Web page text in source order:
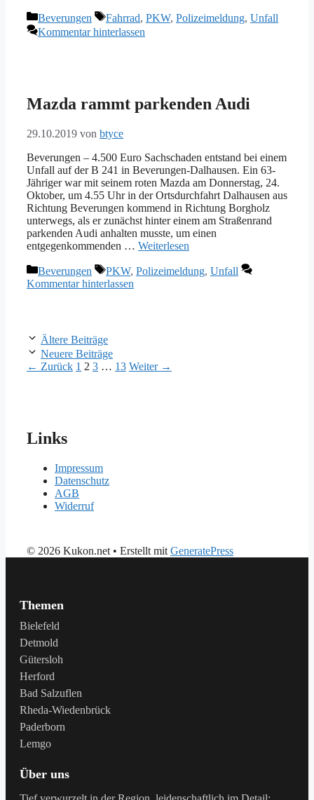
Kategorien
Beverungen Schlagwörter
Fahrrad, PKW, Polizeimeldung, Unfall
Kommentar hinterlassen
Mazda rammt parkenden Audi
29.10.2019 von btyce
Beverungen – 4.500 Euro Sachschaden entstand bei einem
Unfall auf der B 241 in Beverungen-Dalhausen. Ein 63-
Jähriger war mit seinem roten Mazda am Donnerstag, 24.
Oktober, um 4.55 Uhr in der Ortsdurchfahrt Dalhausen aus
Richtung Beverungen kommend in Richtung Borgholz
unterwegs, als er zunächst hinter einem am Straßenrand
parkenden Audi anhalten musste, um einen
entgegenkommenden … Weiterlesen
Kategorien
Beverungen Schlagwörter
PKW, Polizeimeldung, Unfall
Kommentar hinterlassen
Ältere Beiträge
Neuere Beiträge
← Zurück Seite
1 Seite
2 Seite
3 … Seite
13 Weiter →
Links
Impressum
Datenschutz
AGB
Widerruf
© 2026 Kukon.net • Erstellt mit GeneratePress
Themen
Bielefeld
Detmold
Gütersloh
Herford
Bad Salzuflen
Rheda-Wiedenbrück
Paderborn
Lemgo
Über uns